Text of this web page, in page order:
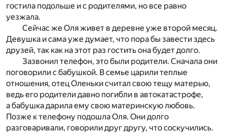
гостила подольше и с родителями, но все равно
уезжала.
Сейчас же Оля живет в деревне уже второй месяц.
Девушка и сама уже думает, что пора бы завести здесь
друзей, так как на этот раз гостить она будет долго.
Зазвонил телефон, это были родители. Сначала они
поговорили с бабушкой. В семье царили теплые
отношения, отец Оленьки считал свою тещу матерью,
ведь его родители давно погибли в автокатастрофе,
а бабушка дарила ему свою материнскую любовь.
Позже к телефону подошла Оля. Они долго
разговаривали, говорили друг другу, что соскучились.